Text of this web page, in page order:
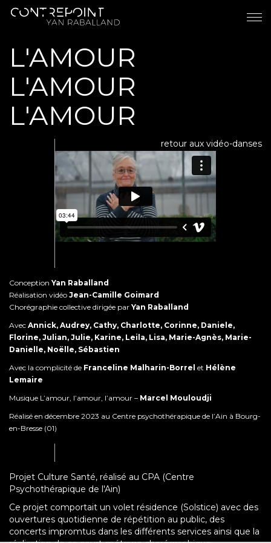
L'AMOUR
L'AMOUR
L'AMOUR
retour aux vidéo-danses
Conception Yan Raballand
Réalisation vidéo Jean-Camille Goimard
Chorégraphie collective dirigée par Yan Raballand
Avec Annick, Audrey, Cathy, Charlotte, Corinne, Daniele,
Florine, Julian, Julie, Karine, Leila, Lisa, Marie-Agnès, Marie-
Danielle, Noëlle, Sébastien
Avec la complicité de Franceline Malharin-Borrel et Hélène
Lemaire
Musique L’amour, l’amour, l’amour – Marcel Mouloudji
Réalisé en décembre 2023 au Centre psychothérapique de l’Ain à Bourg-
en-Bresse (01)
Projet Culture Santé, réalisé au CPA (Centre
Psychothérapique de l'Ain)
Ce projet comportait un volet résidence (Solstice) avec des
ouvertures quotidienne de répétition au public, des
concerts impromtus dans les différents services ainsi que la